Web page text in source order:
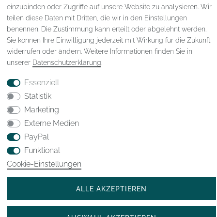
Impressum Daten­schutz­erklärung AGB
Widerrufs­recht VERTRAG WIDERRUFEN
einzubinden oder Zugriffe auf unsere Website zu analysieren. Wir
teilen diese Daten mit Dritten, die wir in den Einstellungen
benennen. Die Zustimmung kann erteilt oder abgelehnt werden.
Sie können Ihre Einwilligung jederzeit mit Wirkung für die Zukunft
widerrufen oder ändern. Weitere Informationen finden Sie in
unserer Daten­schutz­erklärung
Essenziell
Statistik
Marketing
Externe Medien
PayPal
Funktional
Cookie-Einstellungen
ALLE AKZEPTIEREN